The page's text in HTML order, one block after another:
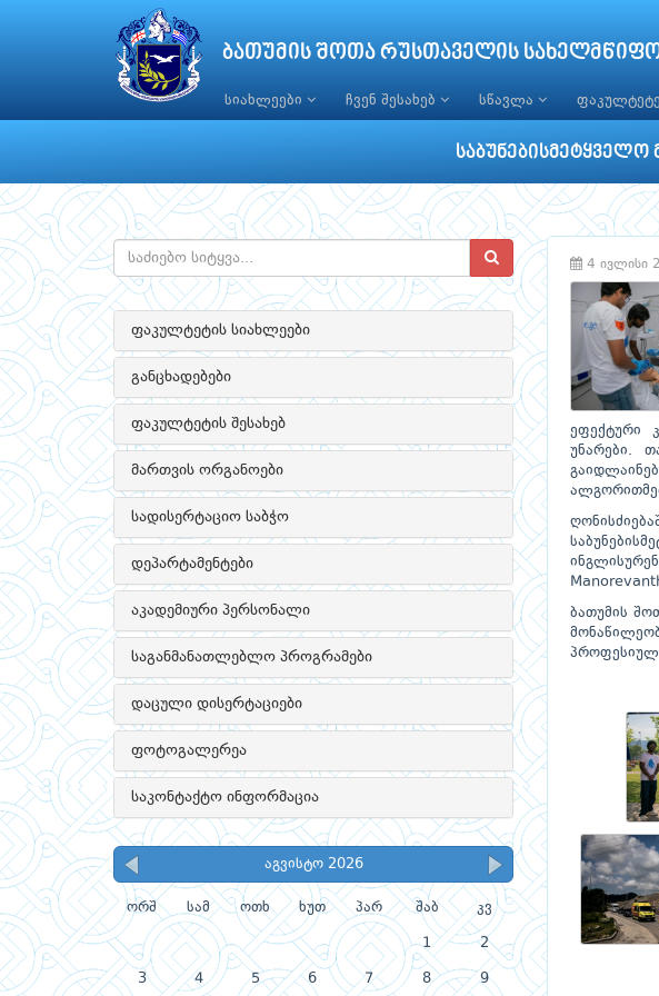
ბათუმის შოთა რუსთაველის
სიახლეები ჩვენ შესახებ სწავლა
საბუნებისმეტყველო
ფაკულტეტის სიახლეები
განცხადებები
ფაკულტეტის შესახებ
მართვის ორგანოები
სადისერტაციო საბჭო
დეპარტამენტები
აკადემიური პერსონალი
საგანმანათლებლო პროგრამები
დაცული დისერტაციები
ფოტოგალერეა
საკონტაქტო ინფორმაცია
აგვისტო 2026
ორშ სამ ოთხ ხუთ პარ შაბ კვ
1 2
3 4 5 6 7 8 9
4 ივლისი
ეფექტური
უნარები.
ბათუმის